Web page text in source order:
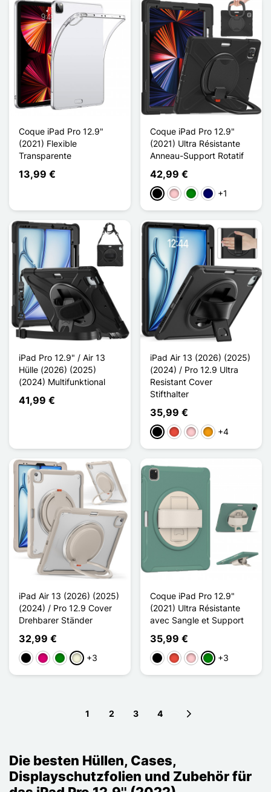
Coque iPad Pro 12.9"
(2021) Flexible
Transparente
13,99 €
Coque iPad Pro 12.9"
(2021) Ultra Résistante
Anneau-Support Rotatif
42,99 €
Schwarz
PinkGrünMarineblau
+1
iPad Pro 12.9" / Air 13
Hülle (2026) (2025)
(2024) Multifunktional
41,99 €
iPad Air 13 (2026) (2025)
(2024) / Pro 12.9 Ultra
Resistant Cover
Stifthalter
35,99 €
Schwarz
Rot PinkOrange
+4
iPad Air 13 (2026) (2025)
(2024) / Pro 12.9 Cover
Drehbarer Ständer
32,99 €
SchwarzMagenta
GrünBeige
+3
Coque iPad Pro 12.9"
(2021) Ultra Résistante
avec Sangle et Support
35,99 €
Schwarz
Rot PinkGrün+3
1 2 3 4
Die besten Hüllen, Cases,
Displayschutzfolien und Zubehör für